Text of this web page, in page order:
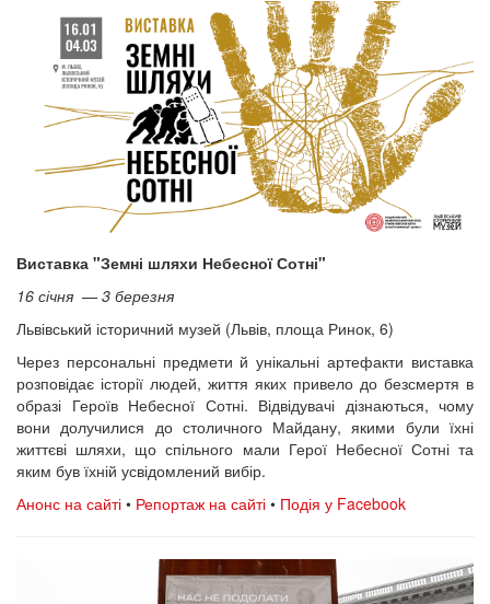
Виставка "Земні шляхи Небесної Сотні"
16 січня — 3 березня
Львівський історичний музей (Львів, площа Ринок, 6)
Через персональні предмети й унікальні артефакти виставка
розповідає історії людей, життя яких привело до безсмертя в
образі Героїв Небесної Сотні. Відвідувачі дізнаються, чому
вони долучилися до столичного Майдану, якими були їхні
життєві шляхи, що спільного мали Герої Небесної Сотні та
яким був їхній усвідомлений вибір.
Анонс на сайті • Репортаж на сайті • Подія у Facebook